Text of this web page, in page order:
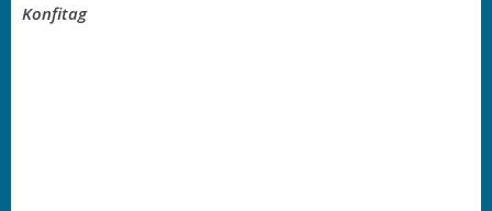
Konfitag